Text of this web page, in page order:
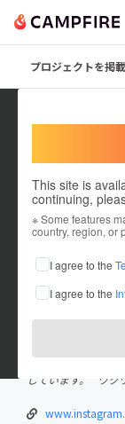
プロジェクトを掲
This site is
continuing,
※ Some features
country, region, or
I agree to the
I agree to the
これまでに1件
在住国：日本 現在
出身国：日本 出身
こんにちは！小松
ムケアサロンの運
しています。 “ワ